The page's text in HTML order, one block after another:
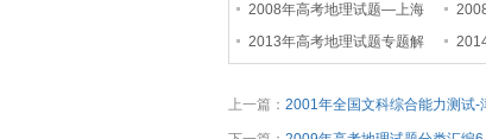
文科大综合卷
理
2008年高考地理试题—上海
理科大综合卷
卷
2013年高考地理试题专题解
利用
题
上一篇： 2001年全国文科综合能力测试-